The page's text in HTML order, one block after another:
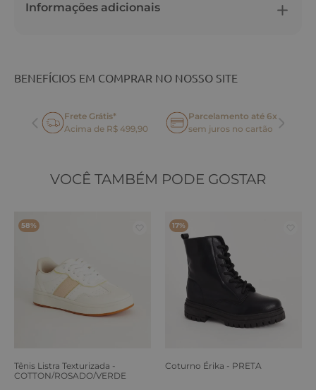
Informações adicionais
BENEFÍCIOS EM COMPRAR NO NOSSO SITE
Frete Grátis*
Acima de R$ 499,90
Parcelamento até 6x
sem juros no cartão
VOCÊ TAMBÉM PODE GOSTAR
58%
Tênis Listra Texturizada -
COTTON/ROSADO/VERDE
17%
Coturno Érika - PRETA